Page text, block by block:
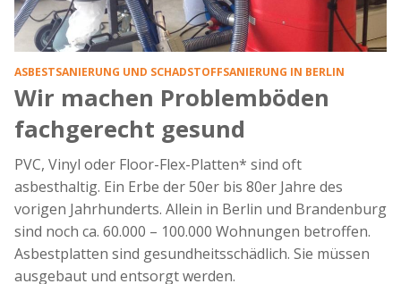
ASBESTSANIERUNG UND SCHADSTOFFSANIERUNG IN BERLIN
Wir machen Problemböden
fachgerecht gesund
PVC, Vinyl oder Floor-Flex-Platten* sind oft
asbesthaltig. Ein Erbe der 50er bis 80er Jahre des
vorigen Jahrhunderts. Allein in Berlin und Brandenburg
sind noch ca. 60.000 – 100.000 Wohnungen betroffen.
Asbestplatten sind gesundheitsschädlich. Sie müssen
ausgebaut und entsorgt werden.